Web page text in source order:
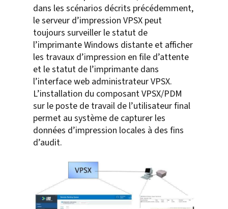
dans les scénarios décrits précédemment,
le serveur d’impression VPSX peut
toujours surveiller le statut de
l’imprimante Windows distante et afficher
les travaux d’impression en file d’attente
et le statut de l’imprimante dans
l’interface web administrateur VPSX.
L’installation du composant VPSX/PDM
sur le poste de travail de l’utilisateur final
permet au système de capturer les
données d’impression locales à des fins
d’audit.